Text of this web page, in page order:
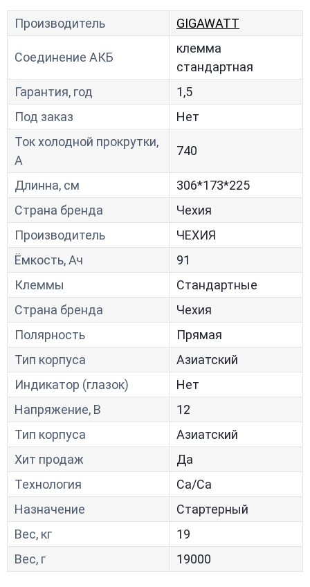
Производитель GIGAWATT
Соединение АКБ
клемма
стандартная
Гарантия, год
1,5
Под заказ
Нет
Ток холодной прокрутки,
A
740
Длинна, см
306*173*225
Страна бренда
Чехия
Производитель
ЧЕХИЯ
Ёмкость, Ач
91
Клеммы
Стандартные
Страна бренда
Чехия
Полярность
Прямая
Тип корпуса
Азиатский
Индикатор (глазок)
Нет
Напряжение, В
12
Тип корпуса
Азиатский
Хит продаж
Да
Технология
Са/Са
Назначение
Стартерный
Вес, кг
19
Вес, г
19000